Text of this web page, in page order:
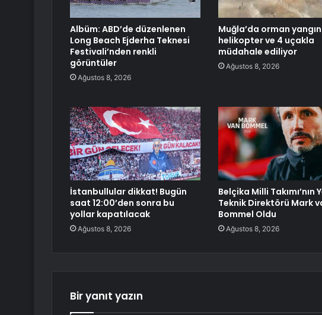
Albüm: ABD’de düzenlenen
Long Beach Ejderha Teknesi
Festivali’nden renkli
görüntüler
Ağustos 8, 2026
Muğla’da orman
helikopter ve 4 uçakla
müdahale ediliyor
Ağustos 8, 2026
İstanbullular dikkat! Bugün
saat 12:00’den sonra bu
yollar kapatılacak
Ağustos 8, 2026
Belçika Milli Takımı’nın
Teknik Direktörü Mark
Bommel Oldu
Ağustos 8, 2026
Bir yanıt yazın